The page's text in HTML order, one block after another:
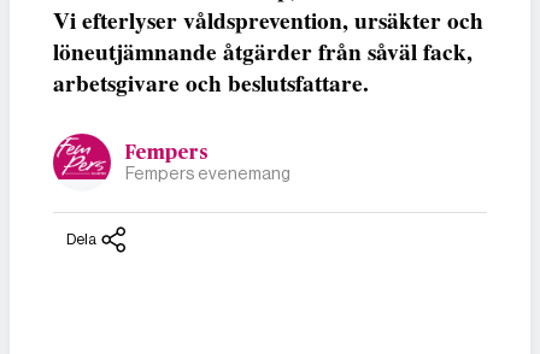
Vi efterlyser våldsprevention, ursäkter och
löneutjämnande åtgärder från såväl fack,
arbetsgivare och beslutsfattare.
Fempers
Fempers evenemang
Dela